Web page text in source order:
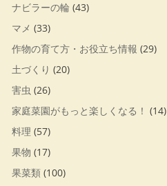
ナビラーの輪 (43)
マメ (33)
作物の育て方・お役立ち情報 (29)
土づくり (20)
害虫 (26)
家庭菜園がもっと楽しくなる！ (14)
料理 (57)
果物 (17)
果菜類 (100)